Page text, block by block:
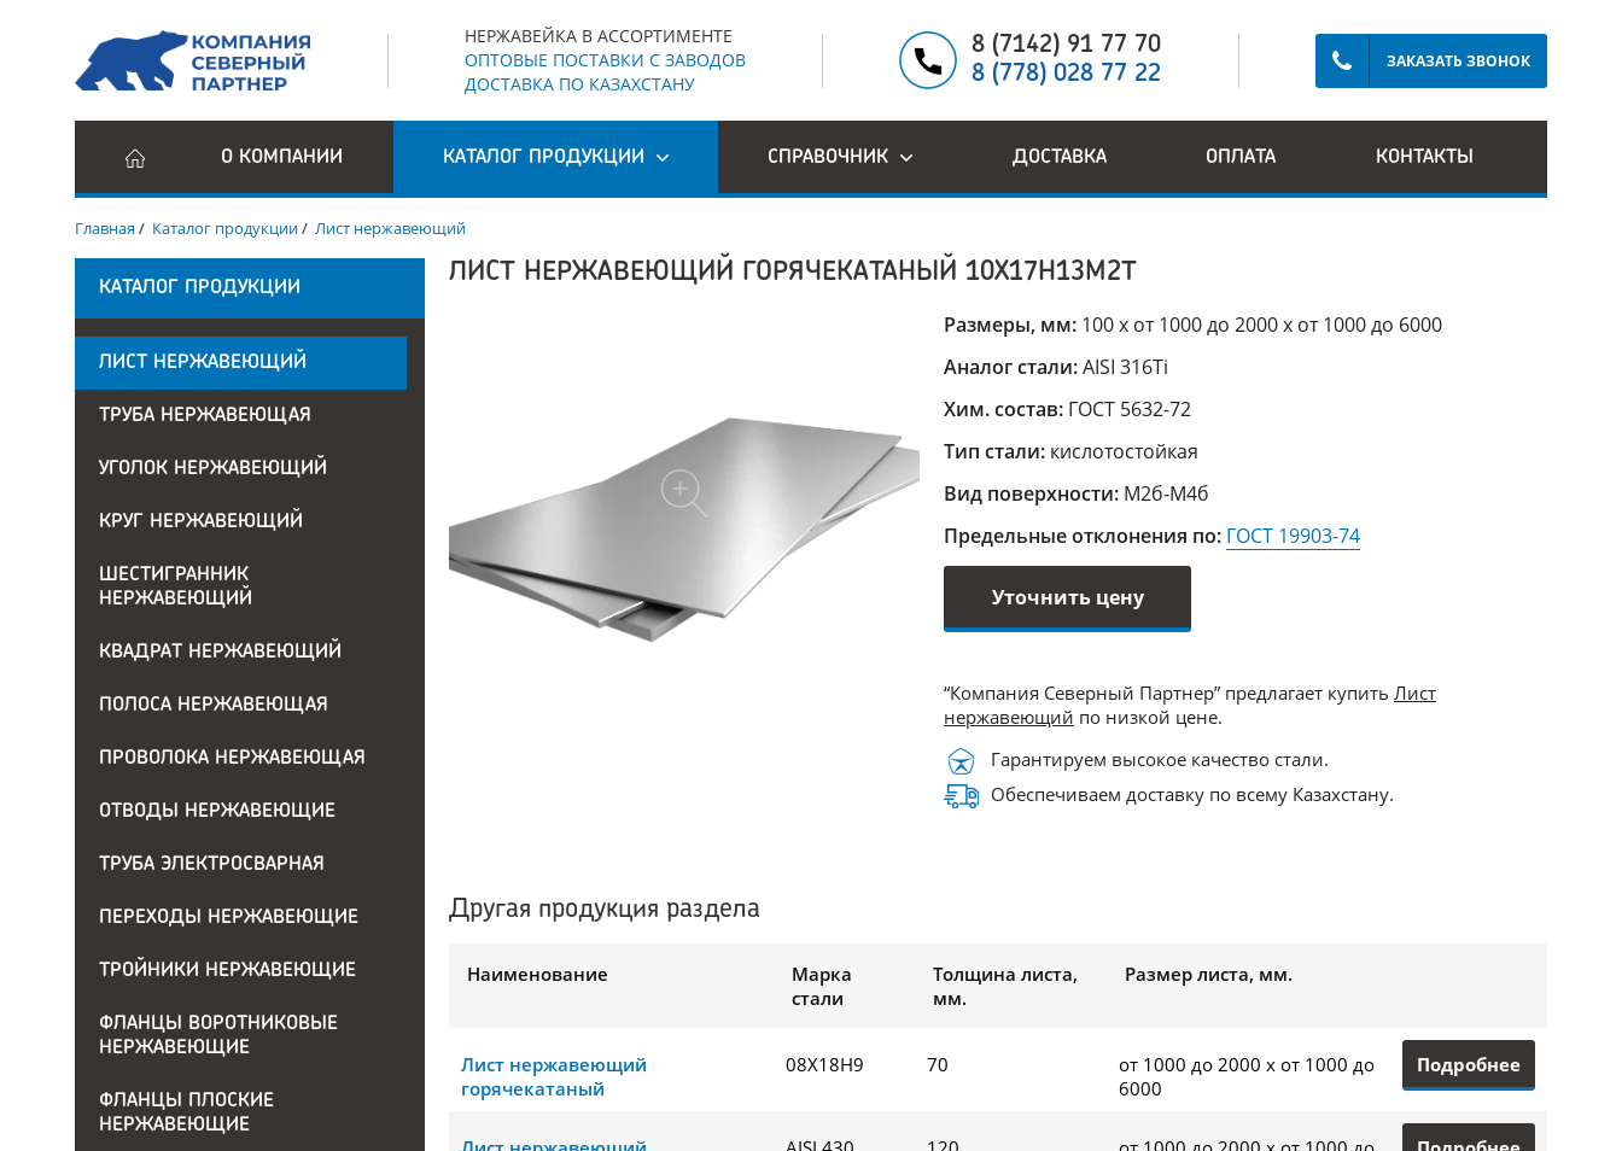
НЕРЖАВЕЙКА В АССОРТИМЕНТЕ
ОПТОВЫЕ ПОСТАВКИ С ЗАВОДОВ
ДОСТАВКА ПО КАЗАХСТАНУ
8 (7142) 91 77 70
8 (778) 028 77 22
ЗАКАЗАТЬ ЗВОНОК
О КОМПАНИИ КАТАЛОГ ПРОДУКЦИИ СПРАВОЧНИК ДОСТАВКА ОПЛАТА КОНТАКТЫ
Главная/ Каталог продукции/ Лист нержавеющий
КАТАЛОГ ПРОДУКЦИИ
ЛИСТ НЕРЖАВЕЮЩИЙ
ТРУБА НЕРЖАВЕЮЩАЯ
УГОЛОК НЕРЖАВЕЮЩИЙ
КРУГ НЕРЖАВЕЮЩИЙ
ШЕСТИГРАННИК
НЕРЖАВЕЮЩИЙ
КВАДРАТ НЕРЖАВЕЮЩИЙ
ПОЛОСА НЕРЖАВЕЮЩАЯ
ПРОВОЛОКА НЕРЖАВЕЮЩАЯ
ОТВОДЫ НЕРЖАВЕЮЩИЕ
ТРУБА ЭЛЕКТРОСВАРНАЯ
ПЕРЕХОДЫ НЕРЖАВЕЮЩИЕ
ТРОЙНИКИ НЕРЖАВЕЮЩИЕ
ФЛАНЦЫ ВОРОТНИКОВЫЕ
НЕРЖАВЕЮЩИЕ
ФЛАНЦЫ ПЛОСКИЕ
НЕРЖАВЕЮЩИЕ
ЛИСТ НЕРЖАВЕЮЩИЙ ГОРЯЧЕКАТАНЫЙ 10Х17Н13М2Т
Размеры, мм: 100 х от 1000 до 2000 х от 1000 до 6000
Аналог стали:AISI 316Ti
Хим. состав: ГОСТ 5632-72
Тип стали: кислотостойкая
Вид поверхности: М2б-М4б
Предельные отклонения по: ГОСТ 19903-74
Уточнить цену
“Компания Северный Партнер” предлагает купить Лист
нержавеющий по низкой цене.
Гарантируем высокое качество стали.
Обеспечиваем доставку по всему Казахстану.
Другая продукция раздела
Наименование
Марка
стали
Толщина листа,
мм.
Размер листа, мм.
Лист нержавеющий
горячекатаный
08Х18Н9 70
от 1000 до 2000 x от 1000 до
6000
Подробнее